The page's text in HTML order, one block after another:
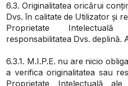
6.3. Originalitatea oricărui
Dvs. în calitate de Utilizator și
Proprietate
responsabilitatea Dvs. deplină.
6.3.1. M.I.P.E. nu are nicio
a verifica originalitatea sau
Proprietate Intelectuală